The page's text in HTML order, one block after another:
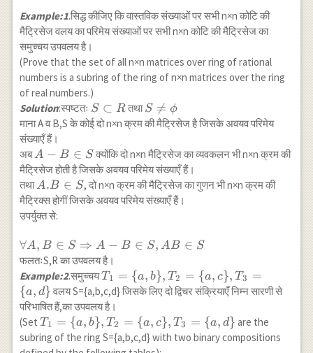
Example:1.सिद्ध कीजिए कि वास्तविक संख्याओं पर सभी n×n कोटि की
मैट्रिसेज वलय का परिमेय संख्याओं पर सभी n×n कोटि की मैट्रिसेज का
समुच्चय उपवलय है।
(Prove that the set of all n×n matrices over ring of rational
numbers is a subring of the ring of n×n matrices over the ring
of real numbers.)
Solution:स्पष्टतः S
\subset
S ⊂ RतथाS
\neq
S 
= ϕ
माना A व B,S के कोई दो n×n क्रम की मैट्रिसेज है जिसके अवयव परिमेय
संख्याएँ हैं।
अबA-
B
\in
S
A − B ∈ Sक्योंकि दो n×n मैट्रिसेज का व्यवकलन भी n×n क्रम की
मैट्रिसेज होती है जिसके अवयव परिमेय संख्याएँ हैं।
तथाA.B
\in
S
A.B ∈ S, दो n×n क्रम की मैट्रिसेज का गुणन भी n×n क्रम की
मैट्रिक्स होगीं जिसके अवयव परिमेय संख्याएँ हैं।
उपर्युक्त से:
\forall A, B
\in S
\Rightarrow
A-B \in S,
A B \in S
∀A, B ∈ S ⇒ A − B ∈ S, AB ∈ S
फलतःS,R का उपवलय है।
Example:2.समुच्चयT_{1}=\
{a, b\},
T_{2}=\
{a, c\},
T_{3}=\
{a, d\}
T 1 = {a, b}, T2 = {a, c}, T3
=
{a, d} वलय S={a,b,c,d} जिसके लिए दो द्विचर संक्रियाएँ निम्न सारणी से
परिभाषित हैं,का उपवलय है।
(Set T_{1}=\
{a, b\},
T 1 = {a, b}, T2 = {a, c}, T3 = {a, d} are the
subring of the ring S={a,b,c,d} with two binary compositions